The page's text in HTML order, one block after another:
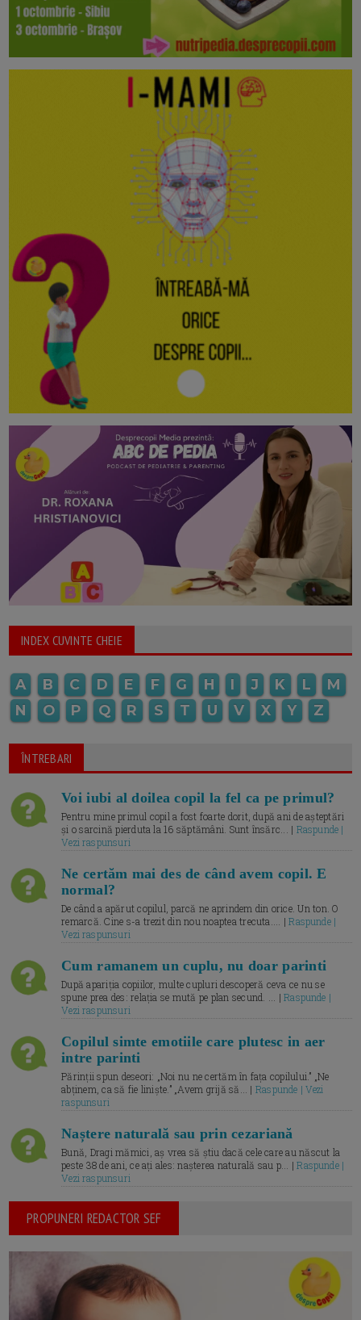
INDEX CUVINTE CHEIE
A B C D E F G H I J K L
M
N
O P Q R S T U V X Y Z
ÎNTREBARI
Voi iubi al doilea copil la fel ca pe primul?
Pentru mine primul copil a fost foarte dorit, după ani de așteptări
și o sarcină pierduta la 16 săptămâni. Sunt însărc... | Raspunde |
Vezi raspunsuri
Ne certăm mai des de când avem copil. E
normal?
De când a apărut copilul, parcă ne aprindem din orice. Un ton. O
remarcă. Cine s-a trezit din nou noaptea trecuta.... |Raspunde |
Vezi raspunsuri
Cum ramanem un cuplu, nu doar parinti
După apariția copiilor, multe cupluri descoperă ceva ce nu se
spune prea des: relația se mută pe plan secund. ... |Raspunde |
Vezi raspunsuri
Copilul simte emotiile care plutesc in aer
intre parinti
Părinții spun deseori: „Noi nu ne certăm în fața copilului.” „Ne
abținem, ca să fie liniște.” „Avem grijă să... | Raspunde | Vezi
raspunsuri
Naștere naturală sau prin cezariană
Bună, Dragi mămici, aș vrea să știu dacă cele care au născut la
peste 38 de ani, ce ați ales: nașterea naturală sau p... |Raspunde |
Vezi raspunsuri
PROPUNERI REDACTOR SEF